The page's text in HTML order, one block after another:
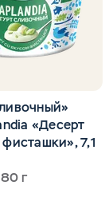
«Десерт
7,1
г